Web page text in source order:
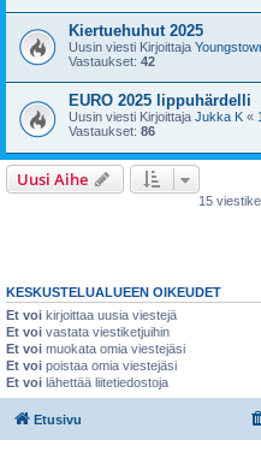
Kiertuehuhut 2025
Uusin viesti Kirjoittaja
Vastaukset: 42
EURO 2025 lippuhärdelli
Uusin viesti Kirjoittaja Jukka K «
Vastaukset: 86
Uusi Aihe
15
KESKUSTELUALUEEN OIKEUDET
Et voi kirjoittaa uusia viestejä
Et voi vastata viestiketjuihin
Et voi muokata omia viestejäsi
Et voi poistaa omia viestejäsi
Et voi lähettää liitetiedostoja
Etusivu